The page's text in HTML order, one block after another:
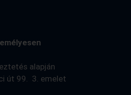
alapján
út 99. 3. emelet